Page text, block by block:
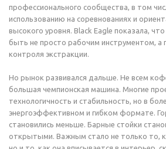
профессионального сообщества, в том
использованию на соревнованиях и
высокого уровня. Black Eagle показала,
быть не просто рабочим инструментом, а
контроля экстракции.
Но рынок развивался дальше. Не всем
большая чемпионская машина. Многие
технологичность и стабильность, но в
энергоэффективном и гибком формате.
становились меньше. Барные стойки
открытыми. Важным стало не только то,